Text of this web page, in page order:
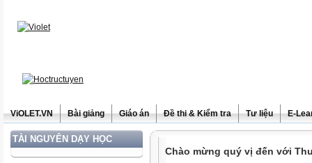
ViOLET.VN Bài giảng Giáo án Đề thi & Kiểm tra Tư liệu E-
TÀI NGUYÊN DẠY HỌC
Chào mừng quý vị đến với